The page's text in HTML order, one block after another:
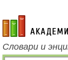
academic.ru
Словари и